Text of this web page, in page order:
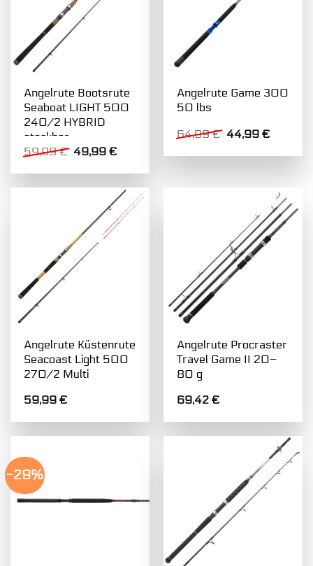
Angelrute Bootsrute
Seaboat LIGHT 500
240/2 HYBRID
steckbar
59,99€ Ursprünglicher
war:
59,99 €
49,99€Aktueller
ist:
49,99 €.
Angelrute Game 300
50 lbs
64,99€ Ursprünglicher
war:
44,99€
ist:
Angelrute Küstenrute
Seacoast Light 500
270/2 Multi
59,99€
Angelrute Procraster
Travel Game II 20–
80 g
69,42€
-29%